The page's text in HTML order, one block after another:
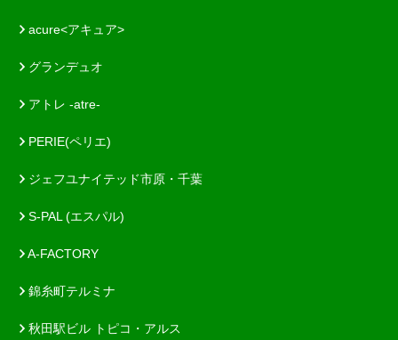
acure<アキュア>
グランデュオ
アトレ -atre-
PERIE(ペリエ)
ジェフユナイテッド市原・千葉
S-PAL (エスパル)
A-FACTORY
錦糸町テルミナ
秋田駅ビル トピコ・アルス